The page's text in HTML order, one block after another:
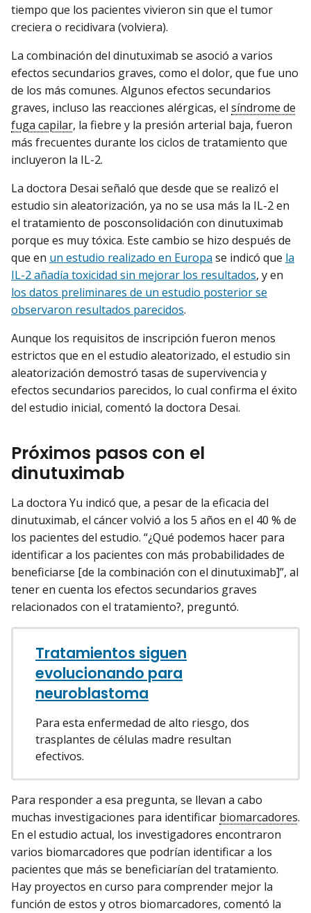
tiempo que los pacientes vivieron sin que el tumor
creciera o recidivara (volviera).
La combinación del dinutuximab se asoció a varios
efectos secundarios graves, como el dolor, que fue uno
de los más comunes. Algunos efectos secundarios
graves, incluso las reacciones alérgicas, el síndrome de
fuga capilar, la fiebre y la presión arterial baja, fueron
más frecuentes durante los ciclos de tratamiento que
incluyeron la IL-2.
La doctora Desai señaló que desde que se realizó el
estudio sin aleatorización, ya no se usa más la IL-2 en
el tratamiento de posconsolidación con dinutuximab
porque es muy tóxica. Este cambio se hizo después de
que en un estudio realizado en Europa se indicó que la
IL-2 añadía toxicidad sin mejorar los resultados, y en
los datos preliminares de un estudio posterior se
observaron resultados parecidos.
Aunque los requisitos de inscripción fueron menos
estrictos que en el estudio aleatorizado, el estudio sin
aleatorización demostró tasas de supervivencia y
efectos secundarios parecidos, lo cual confirma el éxito
del estudio inicial, comentó la doctora Desai.
Próximos pasos con el
dinutuximab
La doctora Yu indicó que, a pesar de la eficacia del
dinutuximab, el cáncer volvió a los 5 años en el 40 % de
los pacientes del estudio. “¿Qué podemos hacer para
identificar a los pacientes con más probabilidades de
beneficiarse [de la combinación con el dinutuximab]”, al
tener en cuenta los efectos secundarios graves
relacionados con el tratamiento?, preguntó.
Tratamientos siguen
evolucionando para
neuroblastoma
Para esta enfermedad de alto riesgo, dos
trasplantes de células madre resultan
efectivos.
Para responder a esa pregunta, se llevan a cabo
muchas investigaciones para identificar biomarcadores.
En el estudio actual, los investigadores encontraron
varios biomarcadores que podrían identificar a los
pacientes que más se beneficiarían del tratamiento.
Hay proyectos en curso para comprender mejor la
función de estos y otros biomarcadores, comentó la